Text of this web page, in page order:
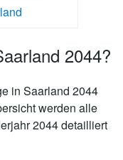
2044?
in Saarland 2044
werden alle
2044 detailliert